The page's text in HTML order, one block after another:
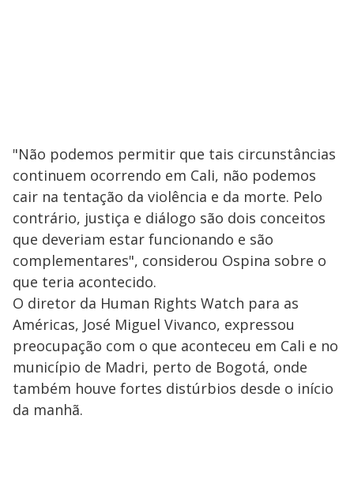
"Não podemos permitir que tais circunstâncias
continuem ocorrendo em Cali, não podemos
cair na tentação da violência e da morte. Pelo
contrário, justiça e diálogo são dois conceitos
que deveriam estar funcionando e são
complementares", considerou Ospina sobre o
que teria acontecido.
O diretor da Human Rights Watch para as
Américas, José Miguel Vivanco, expressou
preocupação com o que aconteceu em Cali e no
município de Madri, perto de Bogotá, onde
também houve fortes distúrbios desde o início
da manhã.